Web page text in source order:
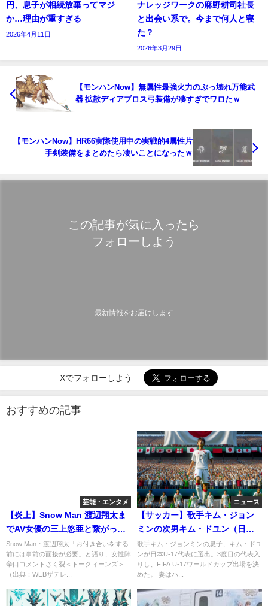
円、息子が相続放棄ってマジ
か…理由が重すぎる
2026年4月11日
ナレッジワークの麻野耕司社長
と出会い系で。今まで何人と寝
た？
2026年3月29日
【モンハンNow】無属性最強火力のぶっ壊れ万能武
器 拡散ディアブロス弓装備が凄すぎでワロたｗ
【モンハンNow】HR66実際使用中の実戦的4属性片
手剣装備をまとめたら凄いことになったｗ
この記事が気に入ったら
フォローしよう
最新情報をお届けします
Xでフォローしよう
おすすめの記事
芸能・エンタメ
【炎上】Snow Man 渡辺翔太ま
でAV女優の三上悠亜と繋がって
いるとYahoo!知恵袋でお祭り騒
ぎ！「お付き合いをする前には
事前の面接が必要」との意味深
Snow Man・渡辺翔太「お付き合いをする
前には事前の面接が必要」と語り、女性陣
辛口コメントさく裂＜トークィーンズ＞
（出典：WEBザテレ...
ニュース
【サッカー】歌手キム・ジョン
ミンの次男キム・ドユン（日本
名：谷大地）が日本代表選出。
FIFA U-17ワールドカップ
歌手キム・ジョンミンの息子、キム・ドユ
ンが日本U-17代表に選出。3度目の代表入
りし、FIFA U-17ワールドカップ出場を決
めた。 妻はハ...